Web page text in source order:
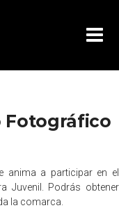
Fotográfico
anima a participar en el
Juvenil. Podrás obtener
la comarca.